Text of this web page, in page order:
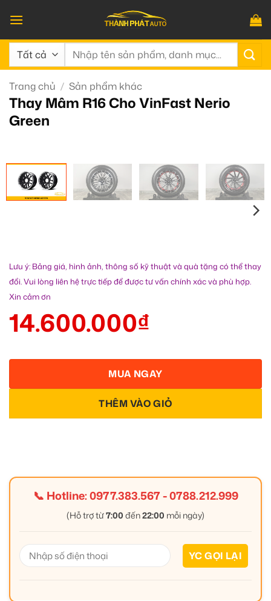
qua
nội
dung
Tìm
Trang chủ / Sản phẩm khác
Thay Mâm R16 Cho VinFast Nerio
Green
Lưu ý: Bảng giá, hình ảnh, thông số kỹ thuật và quà tặng có thể thay
đổi. Vui lòng liên hệ trực tiếp để được tư vấn chính xác và phù hợp.
Xin cảm ơn
14.600.000₫
THÊM VÀO GIỎ
MUA NGAY
📞 Hotline:0977.383.567-0788.212.999
(Hỗ trợ từ7:00 đến22:00 mỗi ngày)